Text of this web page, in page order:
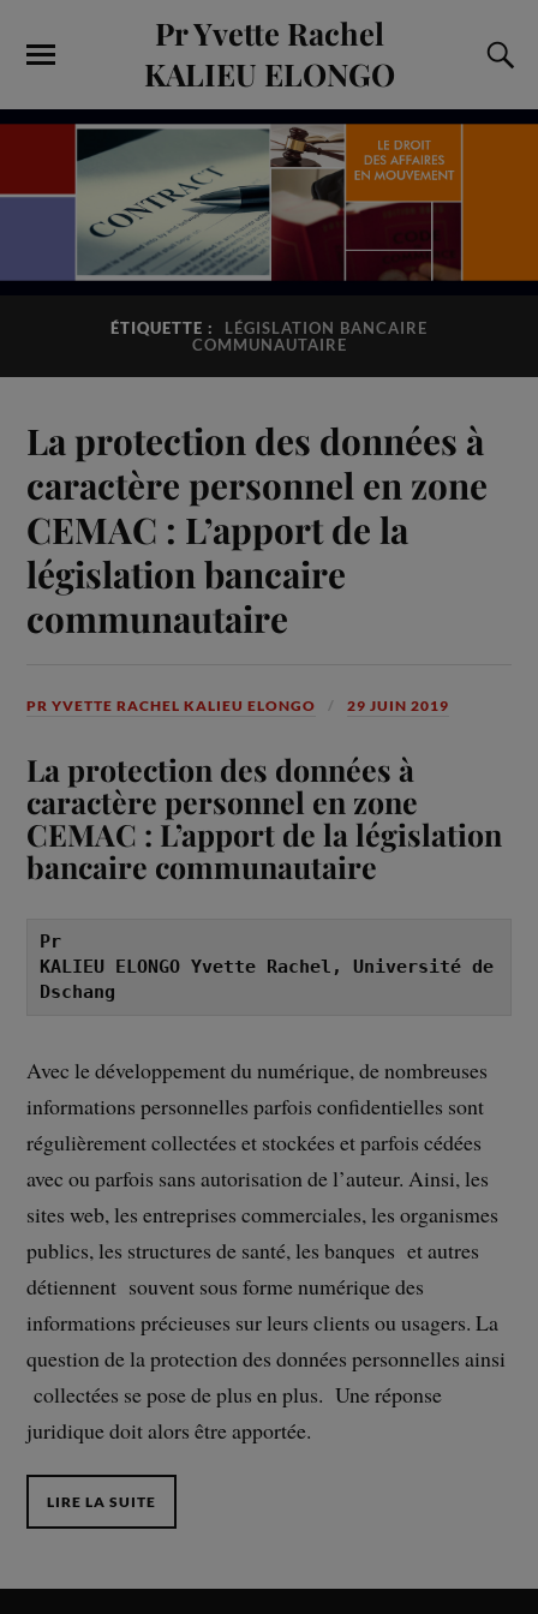
Pr Yvette Rachel
KALIEU ELONGO
ÉTIQUETTE :
LÉGISLATION BANCAIRE
COMMUNAUTAIRE
La protection des données à
caractère personnel en zone
CEMAC : L’apport de la
législation bancaire
communautaire
PR YVETTE RACHEL KALIEU ELONGO 29 JUIN 2019
La protection des données à
caractère personnel en zone
CEMAC : L’apport de la législation
bancaire communautaire
Pr
KALIEU ELONGO Yvette Rachel, Université de
Dschang
Avec le développement du numérique, de nombreuses
informations personnelles parfois confidentielles sont
régulièrement collectées et stockées et parfois cédées
avec ou parfois sans autorisation de l’auteur. Ainsi, les
sites web, les entreprises commerciales, les organismes
publics, les structures de santé, les banques et autres
détiennent souvent sous forme numérique des
informations précieuses sur leurs clients ou usagers. La
question de la protection des données personnelles ainsi
collectées se pose de plus en plus. Une réponse
juridique doit alors être apportée.
LIRE LA SUITE